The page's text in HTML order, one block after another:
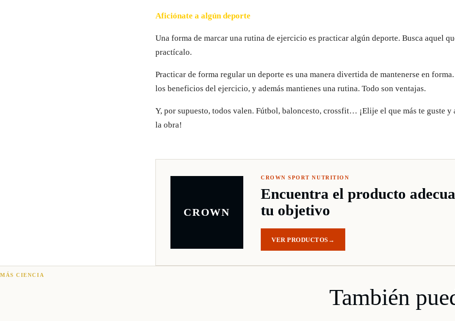
Aficiónate a algún deporte
Una forma de marcar una rutina de ejercicio es practicar algún deporte. Busca aquel
practícalo.
Practicar de forma regular un deporte es una manera divertida de mantenerse en
los beneficios del ejercicio, y además mantienes una rutina. Todo son ventajas.
Y, por supuesto, todos valen. Fútbol, baloncesto, crossfit… ¡Elije el que más te guste y
la obra!
CROWN
CROWN SPORT NUTRITION
Encuentra el producto
tu objetivo
VER PRODUCTOS →
MÁS CIENCIA
También